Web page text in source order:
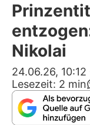
Nikolai
24.06.26, 10:12
Lesezeit: 2 min